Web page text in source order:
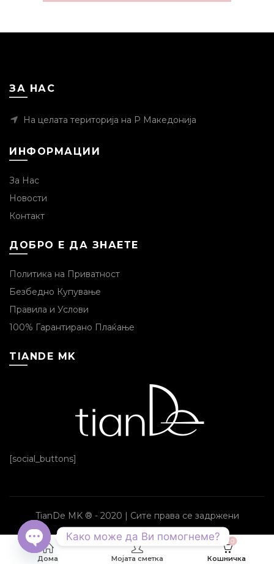
ЗА НАС
На целата територија на Р Македонија
ИНФОРМАЦИИ
За Нас
Новости
Контакт
ДОБРО Е ДА ЗНАЕТЕ
Политика на Приватност
Безбедно Купување
Правила и Услови
100% Гарантирано Плаќање
TIANDE MK
[social_buttons]
TianDe MK ® - 2020 | Сите права се задржени
Дома Мојата сметка
0
Кошничка
Како може да Ви помогнеме?
OPEN CHATY